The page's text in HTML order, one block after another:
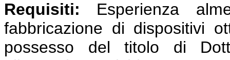
Requisiti: Esperienza
fabbricazione di dispositivi
possesso del titolo di